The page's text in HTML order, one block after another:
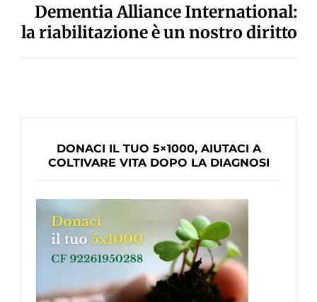
Dementia Alliance International:
la riabilitazione è un nostro diritto
DONACI IL TUO 5×1000, AIUTACI A
COLTIVARE VITA DOPO LA DIAGNOSI